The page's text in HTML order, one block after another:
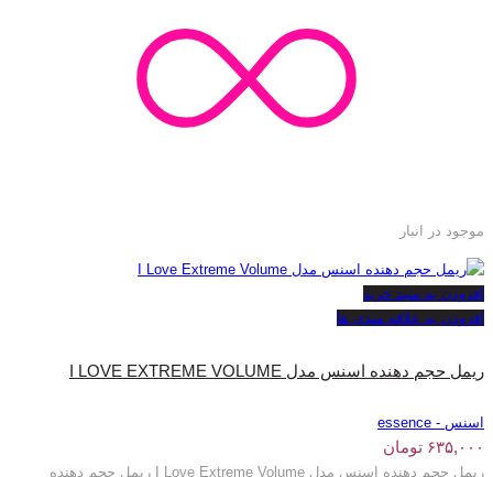
موجود در انبار
افزودن به سبد خرید
افزودن به علاقه مندی ها
ریمل حجم دهنده اسنس مدل I LOVE EXTREME VOLUME
اسنس - essence
۶۳۵,۰۰۰ تومان
ریمل حجم دهنده اسنس مدل I Love Extreme Volume ریمل حجم دهنده